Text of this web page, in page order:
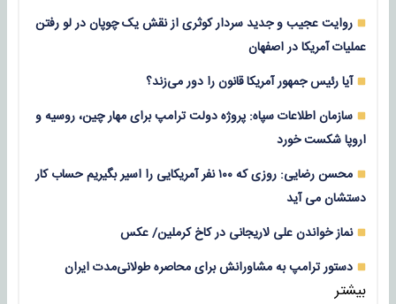
روایت عجیب و جدید سردار کوثری از نقش یک چوپان در لو رفتن
عملیات آمریکا در اصفهان
آیا رئیس جمهور آمریکا قانون را دور می‌زند؟
سازمان اطلاعات سپاه: پروژه دولت ترامپ برای مهار چین، روسیه و
اروپا شکست خورد
محسن رضایی: روزی که ۱۰۰ نفر آمریکایی را اسیر بگیریم حساب کار
دستشان می آید
نماز خواندن علی لاریجانی در کاخ کرملین/ عکس
دستور ترامپ به مشاورانش برای محاصره طولانی‌مدت ایران
بیشتر